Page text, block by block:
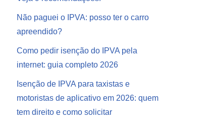
Não paguei o IPVA: posso ter o carro
apreendido?
Como pedir isenção do IPVA pela
internet: guia completo 2026
Isenção de IPVA para taxistas e
motoristas de aplicativo em 2026: quem
tem direito e como solicitar